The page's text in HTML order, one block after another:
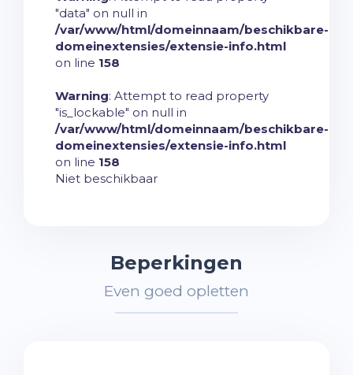
"data" on null in
/var/www/html/domeinnaam/beschikbare-
domeinextensies/extensie-info.html
on line 158
Warning: Attempt to read property
"is_lockable" on null in
/var/www/html/domeinnaam/beschikbare-
domeinextensies/extensie-info.html
on line 158
Niet beschikbaar
Beperkingen
Even goed opletten